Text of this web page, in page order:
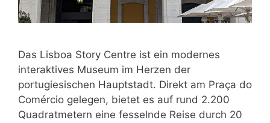
Das Lisboa Story Centre ist ein modernes
interaktives Museum im Herzen der
portugiesischen Hauptstadt. Direkt am Praça do
Comércio gelegen, bietet es auf rund 2.200
Quadratmetern eine fesselnde Reise durch 20